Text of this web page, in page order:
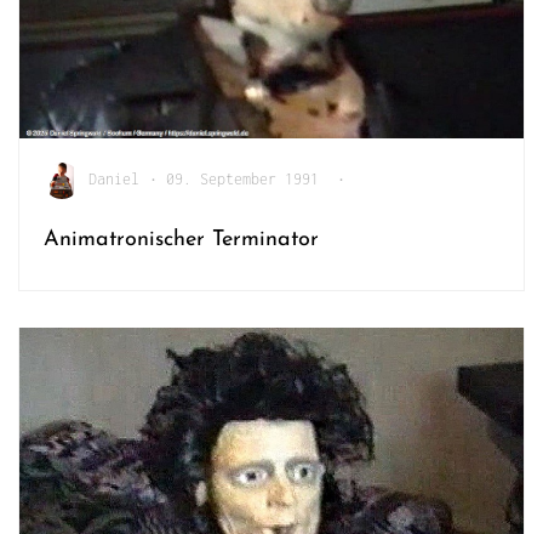
Daniel • 09. September 1991 •
Animatronischer Terminator